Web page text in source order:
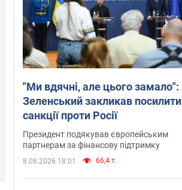
"Ми вдячні, але цього замало":
Зеленський закликав посилити
санкції проти Росії
Президент подякував європейським
партнерам за фінансову підтримку
8.08.2026 18:01 66,4 т.